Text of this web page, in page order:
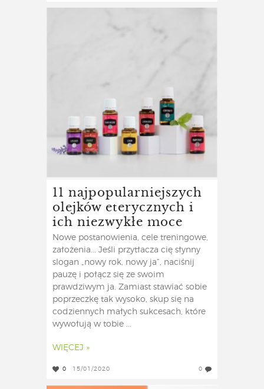
11 najpopularniejszych
olejków eterycznych i
ich niezwykłe moce
Nowe postanowienia, cele treningowe,
założenia... Jeśli przytłacza cię słynny
slogan „nowy rok, nowy ja”, naciśnij
pauzę i połącz się ze swoim
prawdziwym ja. Zamiast stawiać sobie
poprzeczkę tak wysoko, skup się na
codziennych małych sukcesach, które
wywołują w tobie ...
WIĘCEJ »
0 15/01/2020 0